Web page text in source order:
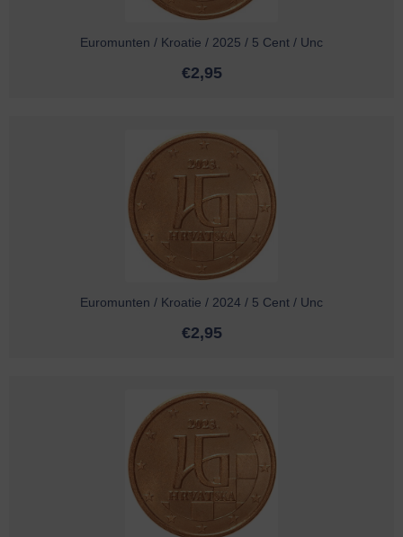
Euromunten / Kroatie / 2025 / 5 Cent / Unc
€2,95
Euromunten / Kroatie / 2024 / 5 Cent / Unc
€2,95